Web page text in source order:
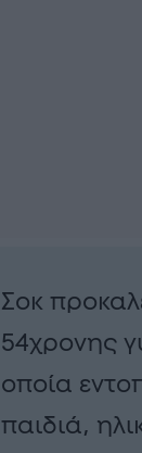
Σοκ
54χρονης
οποία
παιδιά,